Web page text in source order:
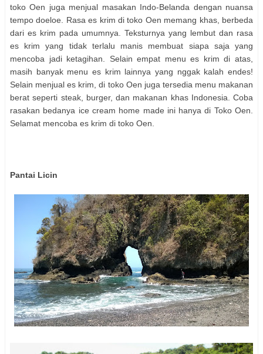
toko Oen juga menjual masakan Indo-Belanda dengan nuansa
tempo doeloe. Rasa es krim di toko Oen memang khas, berbeda
dari es krim pada umumnya. Teksturnya yang lembut dan rasa
es krim yang tidak terlalu manis membuat siapa saja yang
mencoba jadi ketagihan. Selain empat menu es krim di atas,
masih banyak menu es krim lainnya yang nggak kalah endes!
Selain menjual es krim, di toko Oen juga tersedia menu makanan
berat seperti steak, burger, dan makanan khas Indonesia. Coba
rasakan bedanya ice cream home made ini hanya di Toko Oen.
Selamat mencoba es krim di toko Oen.
Pantai Licin